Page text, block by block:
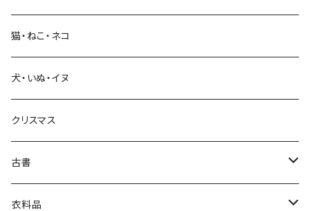
生活・暮らし
芸術・絵画・写真
絵本・児童書
娯楽・エンターテインメント
猫・ねこ・ネコ
犬・いぬ・イヌ
クリスマス
古書
古書セット
衣料品